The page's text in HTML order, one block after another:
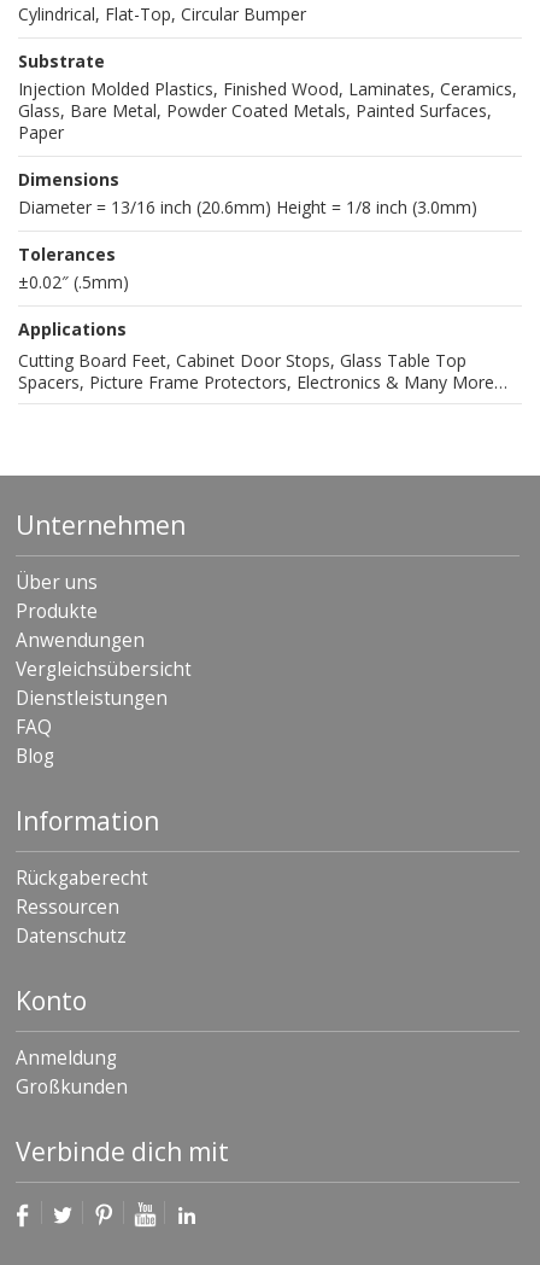
Cylindrical, Flat-Top, Circular Bumper
Substrate
Injection Molded Plastics, Finished Wood, Laminates, Ceramics,
Glass, Bare Metal, Powder Coated Metals, Painted Surfaces,
Paper
Dimensions
Diameter = 13/16 inch (20.6mm) Height = 1/8 inch (3.0mm)
Tolerances
±0.02″ (.5mm)
Applications
Cutting Board Feet, Cabinet Door Stops, Glass Table Top
Spacers, Picture Frame Protectors, Electronics & Many More…
Unternehmen
Über uns
Produkte
Anwendungen
Vergleichsübersicht
Dienstleistungen
FAQ
Blog
Information
Rückgaberecht
Ressourcen
Datenschutz
Konto
Anmeldung
Großkunden
Verbinde dich mit